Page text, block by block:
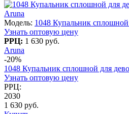
Aruna
Модель: 1048 Купальник
Узнать оптовую цену
РРЦ: 1 630 руб.
Aruna
-20%
1048 Купальник сплошной для
Узнать оптовую цену
РРЦ:
2030
1 630 руб.